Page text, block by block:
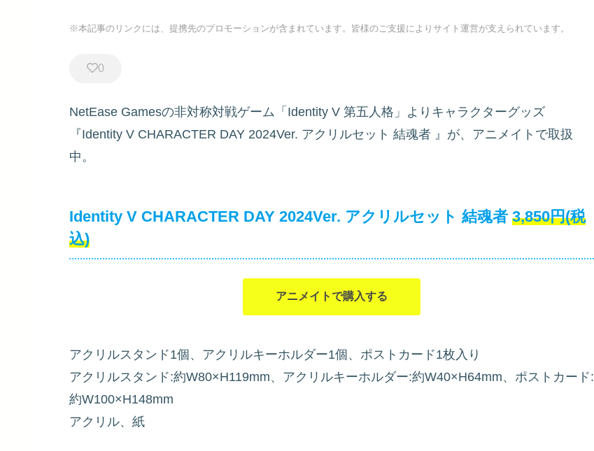
※本記事のリンクには、提携先のプロモーションが含まれています。皆様のご支援によりサイト運営が支えられています。
0
NetEase Gamesの非対称対戦ゲーム「Identity V 第五人格」よりキャラクターグッズ
『Identity V CHARACTER DAY 2024Ver. アクリルセット 結魂者 』が、アニメイトで取扱
中。
Identity V CHARACTER DAY 2024Ver. アクリルセット 結魂者 3,850円(税
込)
アニメイトで購入する
アクリルスタンド1個、アクリルキーホルダー1個、ポストカード1枚入り
アクリルスタンド:約W80×H119mm、アクリルキーホルダー:約W40×H64mm、ポストカード:
約W100×H148mm
アクリル、紙